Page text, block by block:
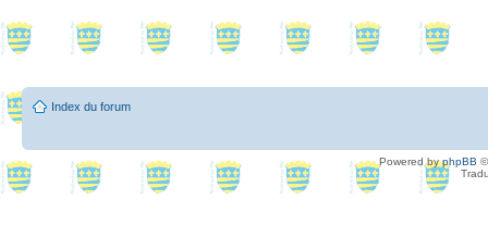
Index du forum
Powered byphpBB